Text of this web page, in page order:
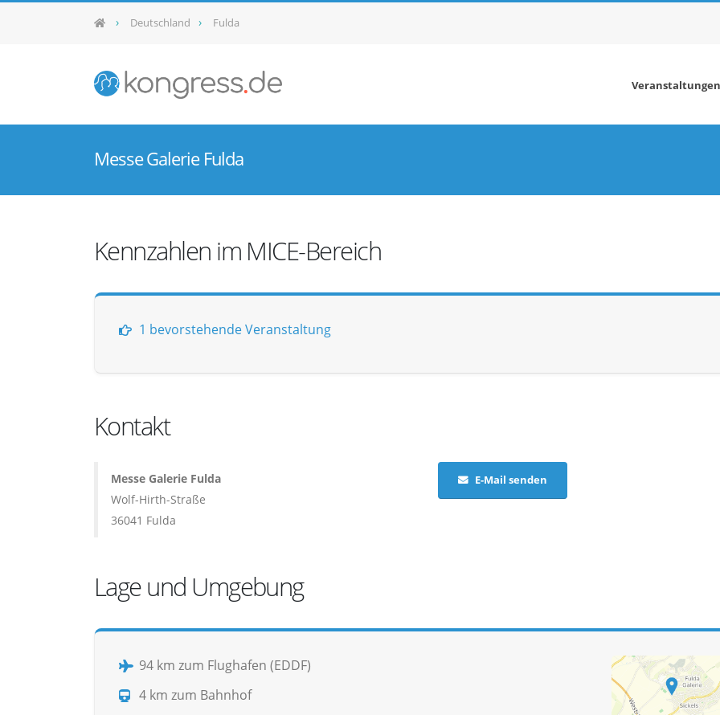
Deutschland Fulda
Messe Galerie Fulda
Kennzahlen im MICE-Bereich
1 bevorstehende Veranstaltung
Kontakt
Messe Galerie Fulda
Wolf-Hirth-Straße
36041 Fulda
E-Mail senden
Lage und Umgebung
94 km zum Flughafen (EDDF)
4 km zum Bahnhof